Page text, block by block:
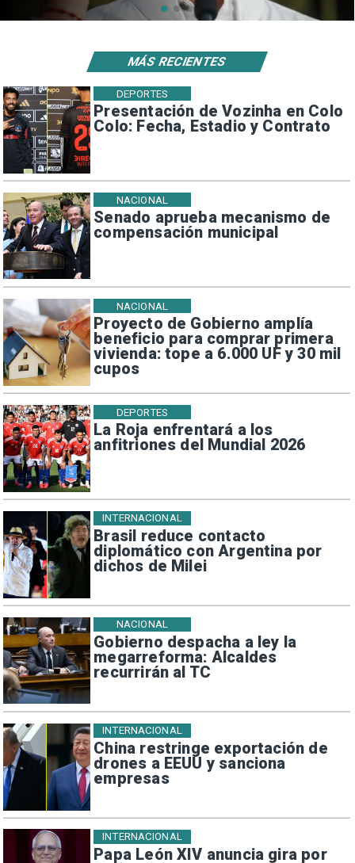
Presentación de Vozinha en Colo
Colo: Fecha, Estadio y Contrato
DEPORTES
Senado aprueba mecanismo de
compensación municipal
NACIONAL
Proyecto de Gobierno amplía
beneficio para comprar primera
vivienda: tope a 6.000 UF y 30 mil
cupos
NACIONAL
La Roja enfrentará a los
anfitriones del Mundial 2026
DEPORTES
Brasil reduce contacto
diplomático con Argentina por
dichos de Milei
INTERNACIONAL
Gobierno despacha a ley la
megarreforma: Alcaldes
recurrirán al TC
NACIONAL
China restringe exportación de
drones a EEUU y sanciona
empresas
INTERNACIONAL
Papa León XIV anuncia gira por
INTERNACIONAL
MÁS RECIENTES